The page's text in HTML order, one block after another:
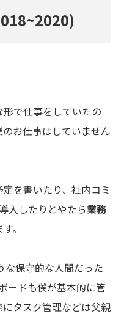
で仕事をしていたの
お仕事はしていません
を書いたり、社内コミ
入したりとやたら業務
。
な保守的な人間だった
ードも僕が基本的に管
タスク管理などは父親